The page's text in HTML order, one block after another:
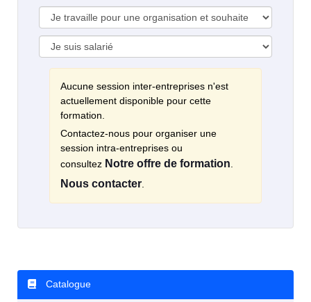
Aucune session inter-entreprises n'est
actuellement disponible pour cette
formation.
Contactez-nous pour organiser une
session intra-entreprises ou
consultez Notre offre de formation
Nous contacter
Catalogue